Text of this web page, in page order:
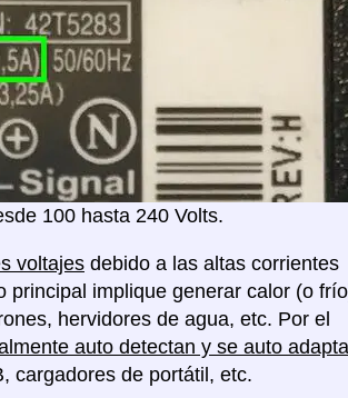
100 hasta 240 Volts.
voltajes debido a las altas corrientes
principal implique generar calor (o
hervidores de agua, etc. Por el
auto detectan y se auto
cargadores de portátil, etc.